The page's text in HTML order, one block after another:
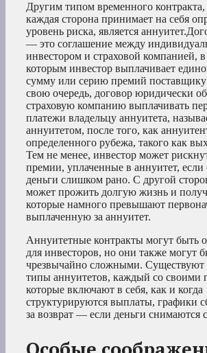
Другим типом временного
каждая сторона принимает на себя
уровень риска, является
— это соглашение между
инвестором и страховой компанией, в
которым инвестор выплачивает
сумму или серию премий поставщику
свою очередь, договор юридически
страховую компанию выплачивать
платежи владельцу аннуитета,
аннуитетом, после того, как
определенного рубежа, такого как
Тем не менее, инвестор может
премии, уплаченные в аннуитет, если
деньги слишком рано. С другой
может прожить долгую жизнь и
которые намного превышают
выплаченную за аннуитет.
Аннуитетные контракты могут быть
для инвесторов, но они также могут
чрезвычайно сложными. Существуют
типы аннуитетов, каждый со своими
которые включают в себя, как и когда
структурируются выплаты, графики
за возврат — если деньги снимаются